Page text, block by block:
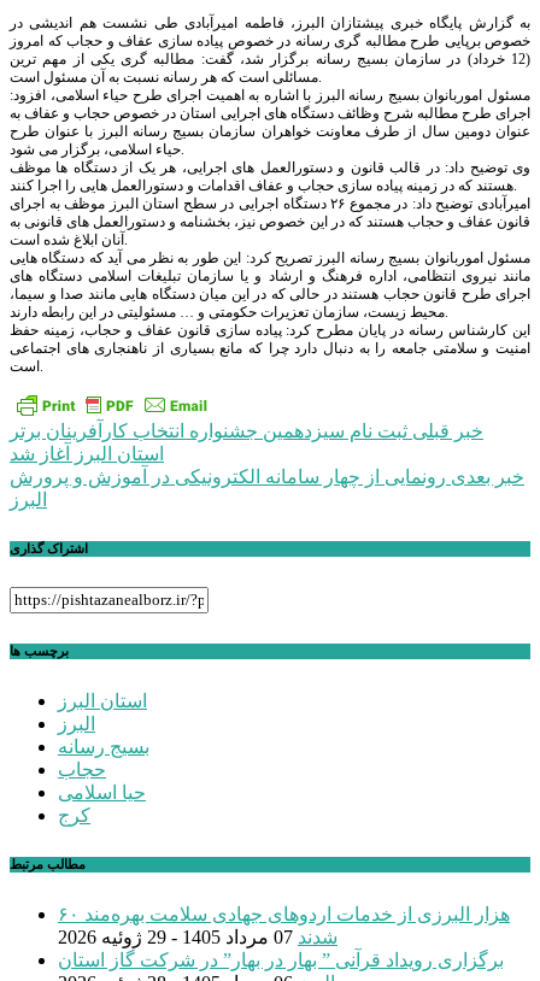
به گزارش پایگاه خبری پیشتازان البرز، فاطمه امیرآبادی طی نشست هم اندیشی در
خصوص برپایی طرح مطالبه گری رسانه در خصوص پیاده سازی عفاف و حجاب که امروز
(12 خرداد) در سازمان بسیج رسانه برگزار شد، گفت: مطالبه گری یکی از مهم ترین
مسائلی است که هر رسانه نسبت به آن مسئول است.
مسئول اموربانوان بسیج رسانه البرز با اشاره به اهمیت اجرای طرح حیاء اسلامی، افزود:
اجرای طرح مطالبه شرح وظائف دستگاه های اجرایی استان در خصوص حجاب و عفاف به
عنوان دومین سال از طرف معاونت خواهران سازمان بسیج رسانه البرز با عنوان طرح
حیاء اسلامی، برگزار می شود.
وی توضیح داد: در قالب قانون و دستورالعمل های اجرایی، هر یک از دستگاه ها موظف
هستند که در زمینه پیاده سازی حجاب و عفاف اقدامات و دستورالعمل هایی را اجرا کنند.
امیرآبادی توضیح داد: در مجموع ۲۶ دستگاه اجرایی در سطح استان البرز موظف به اجرای
قانون عفاف و حجاب هستند که در این خصوص نیز، بخشنامه و دستورالعمل های قانونی به
آنان ابلاغ شده است.
مسئول اموربانوان بسیج رسانه البرز تصریح کرد: این طور به نظر می آید که دستگاه هایی
مانند نیروی انتظامی، اداره فرهنگ و ارشاد و یا سازمان تبلیغات اسلامی دستگاه های
اجرای طرح قانون حجاب هستند در حالی که در این میان دستگاه هایی مانند صدا و سیما،
محیط زیست، سازمان تعزیرات حکومتی و … مسئولیتی در این رابطه دارند.
این کارشناس رسانه در پایان مطرح کرد: پیاده سازی قانون عفاف و حجاب، زمینه حفظ
امنیت و سلامتی جامعه را به دنبال دارد چرا که مانع بسیاری از ناهنجاری های اجتماعی
است.
راهبری
نوشته
خبر قبلی ثبت نام سیزدهمین جشنواره انتخاب کارآفرینان برتر
استان البرز آغاز شد
خبر بعدی رونمایی از چهار سامانه الکترونیکی در آموزش و پرورش
البرز
اشتراک گذاری
برچسب ها
استان البرز
البرز
بسیج رسانه
حجاب
حیا اسلامی
کرج
مطالب مرتبط
۶۰ هزار البرزی از خدمات اردوهای جهادی سلامت بهره‌مند
شدند 07 مرداد 1405 - 29 ژوئیه 2026
برگزاری رویداد قرآنی ” بهار در بهار” در شرکت گاز استان